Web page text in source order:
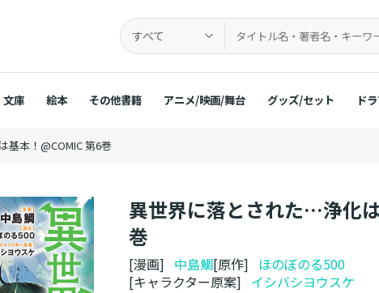
すべて
文庫 絵本 その他書籍 アニメ/映画/舞台 グッズ/セット ド
本！@COMIC 第6巻
異世界に落とされた…浄化
巻
[漫画] 中島鯛[原作] ほのぼのる500
[キャラクター原案] イシバシヨウスケ